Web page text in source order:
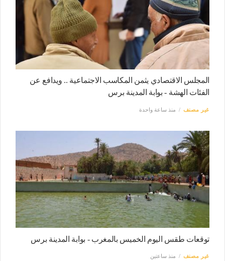
المجلس الاقتصادي يثمن المكاسب الاجتماعية .. ويدافع عن
الفئات الهشة - بوابة المدينة برس
غير مصنف منذ ساعة واحدة
توقعات طقس اليوم الخميس بالمغرب - بوابة المدينة برس
غير مصنف منذ ساعتين